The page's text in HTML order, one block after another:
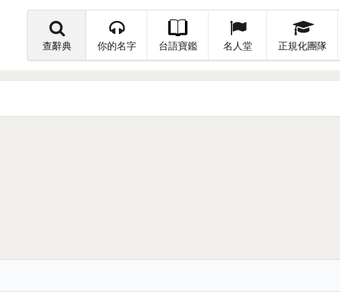
查辭典 你的名字 台語寶鑑 名人堂 正規化團隊